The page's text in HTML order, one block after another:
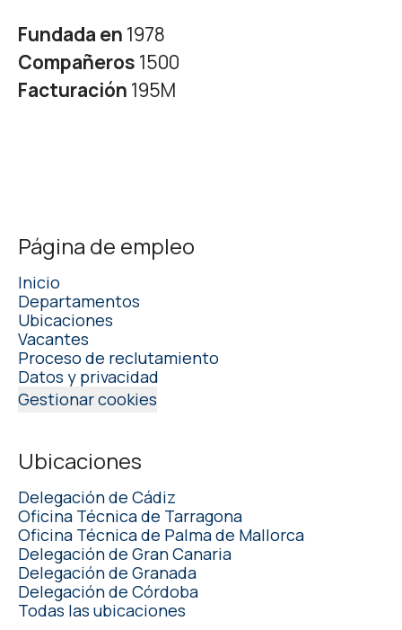
Fundada en 1978
Compañeros 1500
Facturación 195M
Página de empleo
Inicio
Departamentos
Ubicaciones
Vacantes
Proceso de reclutamiento
Datos y privacidad
Gestionar cookies
Ubicaciones
Delegación de Cádiz
Oficina Técnica de Tarragona
Oficina Técnica de Palma de Mallorca
Delegación de Gran Canaria
Delegación de Granada
Delegación de Córdoba
Todas las ubicaciones